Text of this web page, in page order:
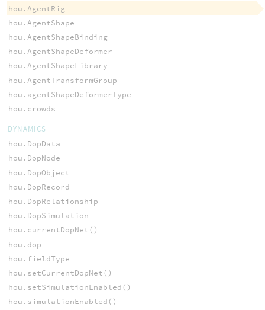
hou.AgentRig
hou.AgentShape
hou.AgentShapeBinding
hou.AgentShapeDeformer
hou.AgentShapeLibrary
hou.AgentTransformGroup
hou.agentShapeDeformerType
hou.crowds
DYNAMICS
hou.DopData
hou.DopNode
hou.DopObject
hou.DopRecord
hou.DopRelationship
hou.DopSimulation
hou.currentDopNet()
hou.dop
hou.fieldType
hou.setCurrentDopNet()
hou.setSimulationEnabled()
hou.simulationEnabled()